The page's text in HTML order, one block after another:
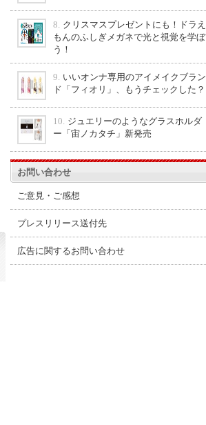
8. クリスマスプレゼントにも！ドラえ
もんのふしぎメガネで光と視覚を学ぼ
う！
9. いいオンナ専用のアイメイクブラン
ド「フィオリ」、もうチェックした？
10. ジュエリーのようなグラスホルダ
ー「宙ノカタチ」新発売
お問い合わせ
ご意見・ご感想
プレスリリース送付先
広告に関するお問い合わせ